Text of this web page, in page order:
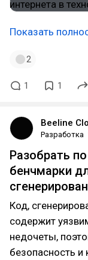
Показать
2
1 1
Beeline
Разработка
Разобрать
бенчмарки
Код,
содержит
недочеты,
безопасность